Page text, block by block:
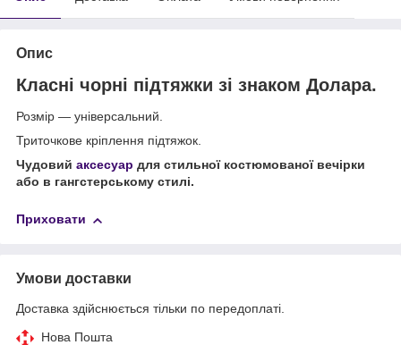
Опис
Класні чорні підтяжки зі знаком Долара.
Розмір — універсальний.
Триточкове кріплення підтяжок.
Чудовий аксесуар для стильної костюмованої вечірки
або в гангстерському стилі.
Приховати
Умови доставки
Доставка здійснюється тільки по передоплаті.
Нова Пошта